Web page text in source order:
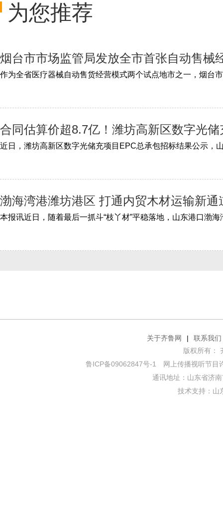
为您推荐
烟台市市场监管局发放全市首张自动售械
合同估算价超8.7亿！潍坊高新区数字光
渤海湾港潍坊港区 打通内贸木材运输新通
关于齐鲁网 |
联系我们
版权所有：
鲁ICP备09062847号-1
网上传播视听节目
通讯地址：山东省济
技术支持： 山